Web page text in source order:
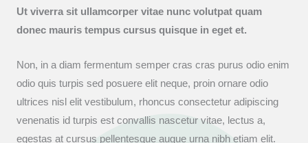
Ut viverra sit ullamcorper vitae nunc volutpat quam
donec mauris tempus cursus quisque in eget et.
Non, in a diam fermentum semper cras cras purus odio enim
odio quis turpis sed posuere elit neque, proin ornare odio
ultrices nisl elit vestibulum, rhoncus consectetur adipiscing
venenatis id turpis est convallis nascetur vitae, lectus a,
egestas at cursus pellentesque augue urna nibh etiam elit.